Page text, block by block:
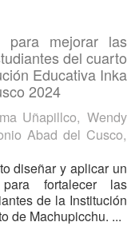
para mejorar las
del cuarto
Educativa Inka
2024
Uñapillco, Wendy
Abad del Cusco,
diseñar y aplicar un
fortalecer las
de la Institución
de Machupicchu. ...